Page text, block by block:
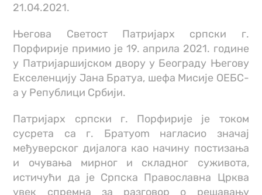
21.04.2021.
Његова Светост Патријарх српски г.
Порфирије примио је 19. априла 2021. године
у Патријаршијском двору у Београду Његову
Екселенцију Јанa Братуа, шефа Мисије ОЕБС-
а у Републици Србији.
Патријарх српски г. Порфирије је током
сусрета са г. Братуom нагласио значај
међуверског дијалога као начину постизања
и очувања мирног и складног суживота,
истичући да је Српска Православна Црква
увек спремна за разговор о решавању